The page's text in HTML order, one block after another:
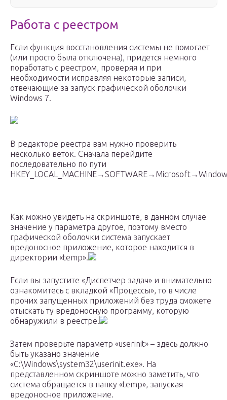
Работа с реестром
Если функция восстановления системы не помогает
(или просто была отключена), придется немного
поработать с реестром, проверяя и при
необходимости исправляя некоторые записи,
отвечающие за запуск графической оболочки
Windows 7.
В редакторе реестра вам нужно проверить
несколько веток. Сначала перейдите
последовательно по пути
Как можно увидеть на скриншоте, в данном случае
значение у параметра другое, поэтому вместо
графической оболочки система запускает
вредоносное приложение, которое находится в
директории «temp».
Если вы запустите «Диспетчер задач» и внимательно
ознакомитесь с вкладкой «Процессы», то в числе
прочих запущенных приложений без труда сможете
отыскать ту вредоносную программу, которую
обнаружили в реестре.
Затем проверьте параметр «userinit» – здесь должно
быть указано значение
«C:\Windows\system32\userinit.exe». На
представленном скриншоте можно заметить, что
система обращается в папку «temp», запуская
вредоносное приложение.